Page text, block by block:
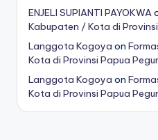
ENJELI SUPIANTI PAYOKWA
Kabupaten / Kota di
Langgota Kogoya on
Kota di Provinsi Papua
Langgota Kogoya on
Kota di Provinsi Papua